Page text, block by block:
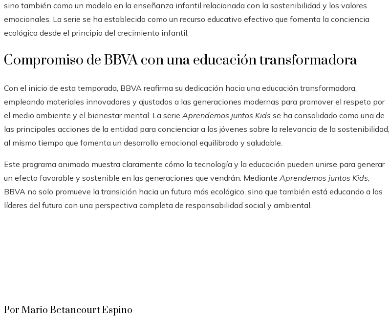
sino también como un modelo en la enseñanza infantil relacionada con la sostenibilidad y los valores
emocionales. La serie se ha establecido como un recurso educativo efectivo que fomenta la conciencia
ecológica desde el principio del crecimiento infantil.
Compromiso de BBVA con una educación transformadora
Con el inicio de esta temporada, BBVA reafirma su dedicación hacia una educación transformadora,
empleando materiales innovadores y ajustados a las generaciones modernas para promover el respeto por
el medio ambiente y el bienestar mental. La serie Aprendemos juntos Kids se ha consolidado como una de
las principales acciones de la entidad para concienciar a los jóvenes sobre la relevancia de la sostenibilidad,
al mismo tiempo que fomenta un desarrollo emocional equilibrado y saludable.
Este programa animado muestra claramente cómo la tecnología y la educación pueden unirse para generar
un efecto favorable y sostenible en las generaciones que vendrán. Mediante Aprendemos juntos Kids,
BBVA no solo promueve la transición hacia un futuro más ecológico, sino que también está educando a los
líderes del futuro con una perspectiva completa de responsabilidad social y ambiental.
Por Mario Betancourt Espino